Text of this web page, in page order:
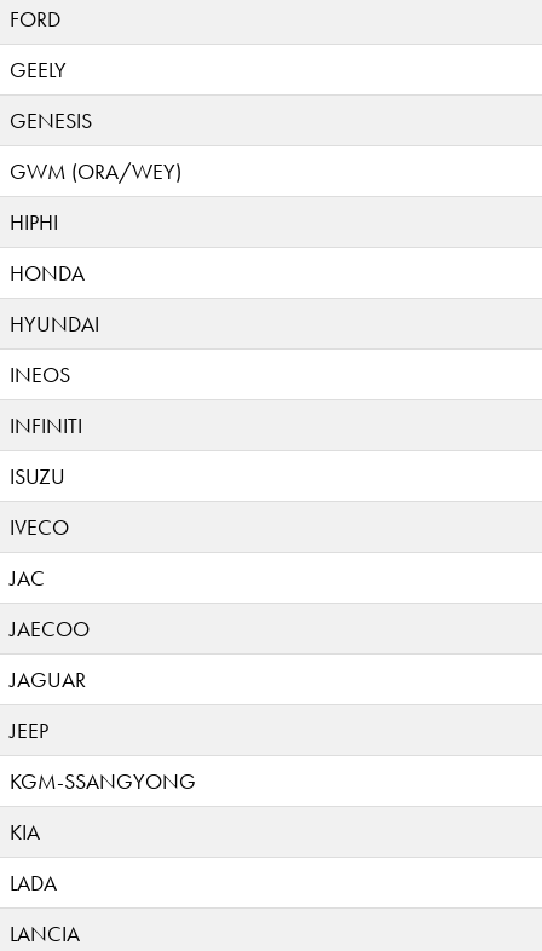
FORD
GEELY
GENESIS
GWM (ORA/WEY)
HIPHI
HONDA
HYUNDAI
INEOS
INFINITI
ISUZU
IVECO
JAC
JAECOO
JAGUAR
JEEP
KGM-SSANGYONG
KIA
LADA
LANCIA